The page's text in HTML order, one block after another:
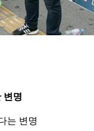
변명
는 변명